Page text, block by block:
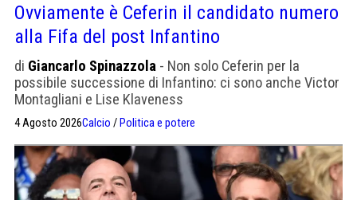
Ovviamente è Ceferin il candidato numero
alla Fifa del post Infantino
di Giancarlo Spinazzola - Non solo Ceferin per la
possibile successione di Infantino: ci sono anche Victor
Montagliani e Lise Klaveness
4 Agosto 2026Calcio / Politica e potere